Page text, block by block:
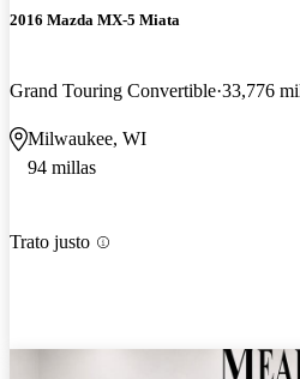
2016 Mazda MX-5 Miata
Grand Touring Convertible 33,776
Milwaukee, WI
94 millas
Trato justo